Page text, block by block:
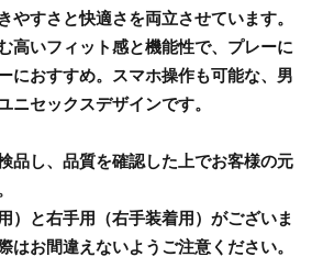
やすさと快適さを両立させています。
高いフィット感と機能性で、プレーに
におすすめ。スマホ操作も可能な、男
ニセックスデザインです。
品し、品質を確認した上でお客様の元
）と右手用（右手装着用）がございま
はお間違えないようご注意ください。